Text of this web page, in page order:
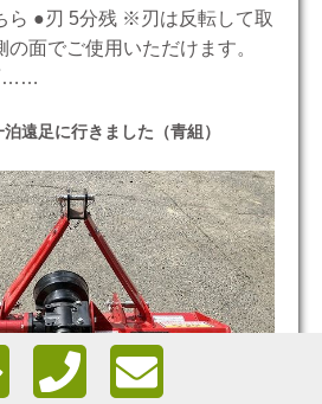
ら ●刃 5分残 ※刃は反転して取
面でご使用いただけます。
……
遠足に行きました（青組）